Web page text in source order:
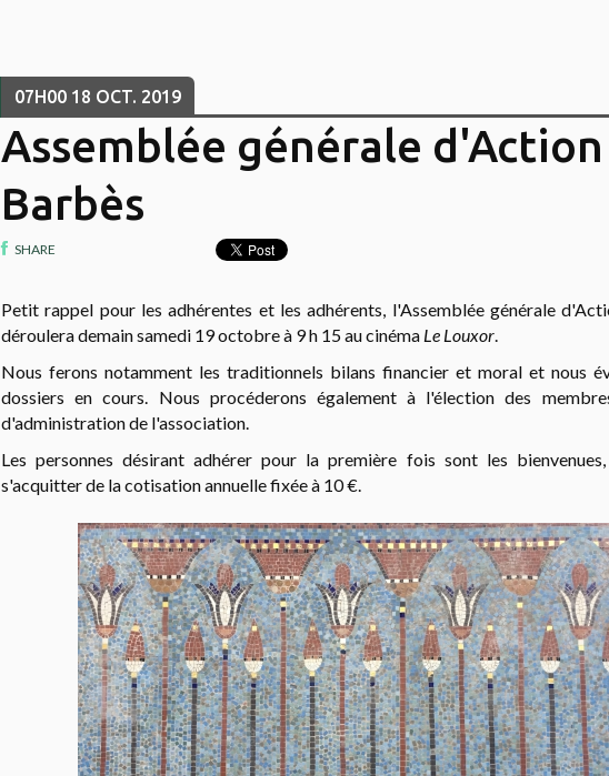
07H00 18 OCT. 2019
Assemblée générale d'Action
Barbès
SHARE
Petit rappel pour les adhérentes et les adhérents, l'Assemblée générale
déroulera demain samedi 19 octobre à 9 h 15 au cinéma Le Louxor.
Nous ferons notamment les traditionnels bilans financier et moral et nous
dossiers en cours. Nous procéderons également à l'élection des
d'administration de l'association.
Les personnes désirant adhérer pour la première fois sont les
s'acquitter de la cotisation annuelle fixée à 10 €.